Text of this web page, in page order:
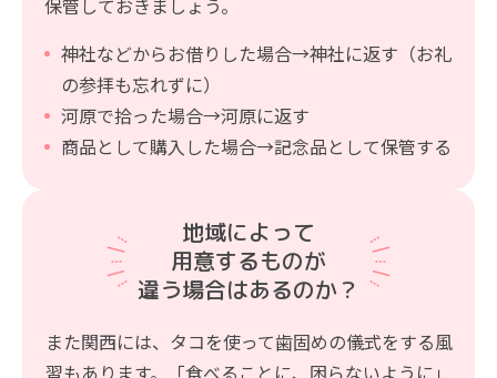
神社などからお借りした場合→神社に返す（お礼
の参拝も忘れずに）
河原で拾った場合→河原に返す
商品として購入した場合→記念品として保管する
地域によって
用意するものが
違う場合はあるのか？
また関西には、タコを使って歯固めの儀式をする風
習もあります。「食べることに、困らないように」